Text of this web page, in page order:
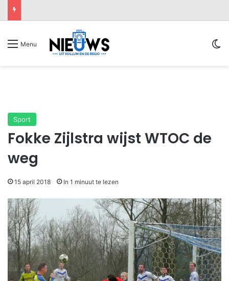
Menu
Sport
Fokke Zijlstra wijst WTOC de
weg
15 april 2018 In 1 minuut te lezen